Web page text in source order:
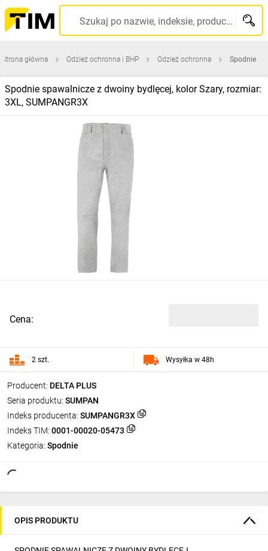
Szukaj po nazwie, indeksie, producencie, kodzie kreskowym...
Strona główna Odzież ochronna i BHP Odzież ochronna Spodnie
Spodnie spawalnicze z dwoiny bydlęcej, kolor Szary, rozmiar:
3XL, SUMPANGR3X
Producent: DELTA PLUS
Seria produktu: SUMPAN
Indeks producenta: SUMPANGR3X
Indeks TIM: 0001-00020-05473
Kategoria: Spodnie
Cena:
2 szt. Wysyłka w 48h
OPIS PRODUKTU